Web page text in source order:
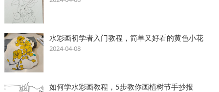
水彩画初学者入门教程，简单又好看的黄色小花
2024-04-08
如何学水彩画教程，5步教你画植树节手抄报